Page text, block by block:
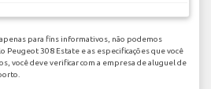
para fins informativos, não podemos
Peugeot 308 Estate e as especificações que você
você deve verificar com a empresa de aluguel de